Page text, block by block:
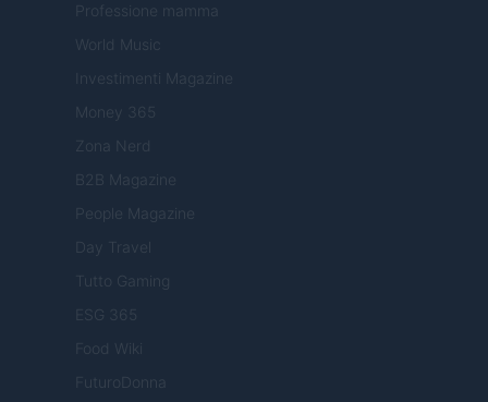
Professione mamma
World Music
Investimenti Magazine
Money 365
Zona Nerd
B2B Magazine
People Magazine
Day Travel
Tutto Gaming
ESG 365
Food Wiki
FuturoDonna